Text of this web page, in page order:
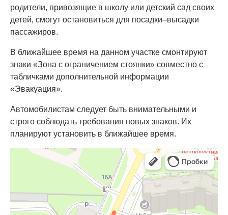
родители, привозящие в школу или детский сад своих
детей, смогут остановиться для посадки–высадки
пассажиров.
В ближайшее время на данном участке смонтируют
знаки «Зона с ограничением стоянки» совместно с
табличками дополнительной информации
«Эвакуация».
Автомобилистам следует быть внимательными и
строго соблюдать требования новых знаков. Их
планируют установить в ближайшее время.